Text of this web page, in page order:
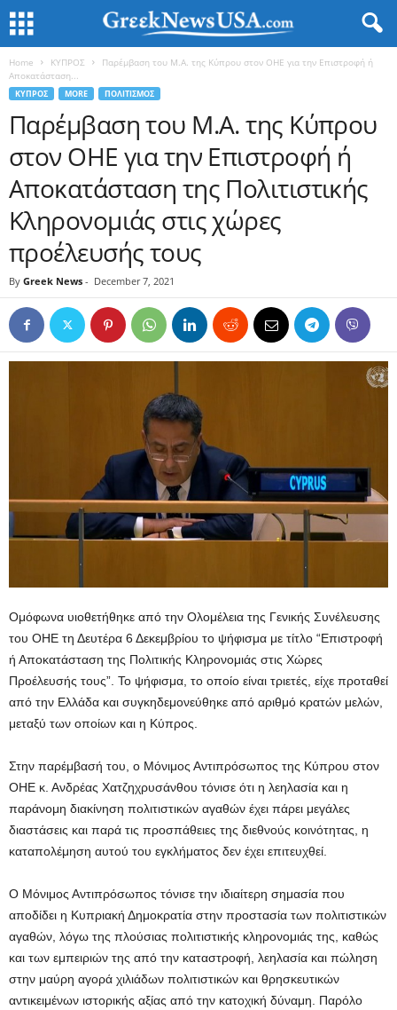
Home ΚΥΠΡΟΣ
Παρέμβαση του Μ.Α. της Κύπρου στον ΟΗΕ για την Επιστροφή ή
Αποκατάσταση...
ΚΥΠΡΟΣ MORE ΠΟΛΙΤΙΣΜΟΣ
Παρέμβαση του Μ.Α. της Κύπρου
στον ΟΗΕ για την Επιστροφή ή
Αποκατάσταση της Πολιτιστικής
Κληρονομιάς στις χώρες
προέλευσής τους
By Greek News - December 7, 2021
Ομόφωνα υιοθετήθηκε από την Ολομέλεια της Γενικής Συνέλευσης
του ΟΗΕ τη Δευτέρα 6 Δεκεμβρίου το ψήφισμα με τίτλο “Επιστροφή
ή Αποκατάσταση της Πολιτικής Κληρονομιάς στις Χώρες
Προέλευσής τους”. Το ψήφισμα, το οποίο είναι τριετές, είχε προταθεί
από την Ελλάδα και συγκηδεμονεύθηκε από αριθμό κρατών μελών,
μεταξύ των οποίων και η Κύπρος.
Στην παρέμβασή του, ο Μόνιμος Αντιπρόσωπος της Κύπρου στον
ΟΗΕ κ. Ανδρέας Χατζηχρυσάνθου τόνισε ότι η λεηλασία και η
παράνομη διακίνηση πολιτιστικών αγαθών έχει πάρει μεγάλες
διαστάσεις και παρά τις προσπάθειες της διεθνούς κοινότητας, η
καταπολέμηση αυτού του εγκλήματος δεν έχει επιτευχθεί.
Ο Μόνιμος Αντιπρόσωπος τόνισε την ιδιαίτερη σημασία που
αποδίδει η Κυπριακή Δημοκρατία στην προστασία των πολιτιστικών
αγαθών, λόγω της πλούσιας πολιτιστικής κληρονομιάς της, καθώς
και των εμπειριών της από την καταστροφή, λεηλασία και πώληση
στην μαύρη αγορά χιλιάδων πολιτιστικών και θρησκευτικών
αντικειμένων ιστορικής αξίας από την κατοχική δύναμη. Παρόλο